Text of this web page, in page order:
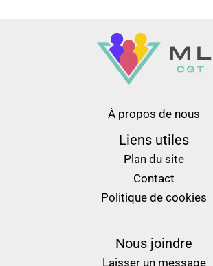
À propos de nous
Liens utiles
Plan du site
Contact
Politique de cookies
Nous joindre
Laisser un message